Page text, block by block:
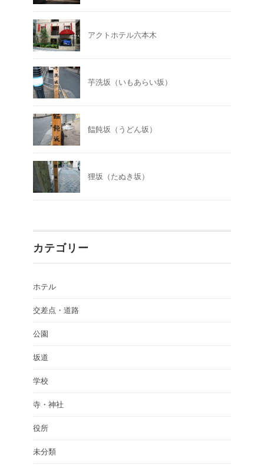
アクトホテル六本木
芋洗坂（いもあらい坂）
饂飩坂（うどん坂）
狸坂（たぬき坂）
カテゴリー
ホテル
交差点・道路
公園
坂道
学校
寺・神社
役所
未分類